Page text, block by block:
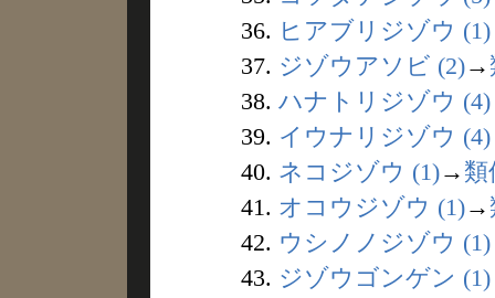
36. ヒアブリジゾウ (1)
37. ジゾウアソビ (2)→
38. ハナトリジゾウ (4)
39. イウナリジゾウ (4)
40. ネコジゾウ (1)→ 類
41. オコウジゾウ (1)→
42. ウシノノジゾウ (1)
43. ジゾウゴンゲン (1)